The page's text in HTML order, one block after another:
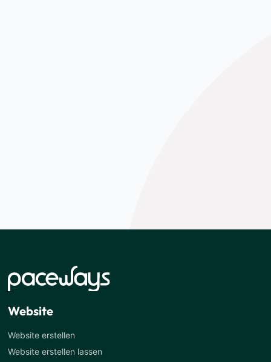
Website
Website erstellen
Website erstellen lassen